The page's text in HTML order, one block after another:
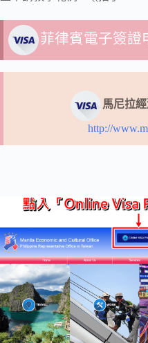
菲律賓電子簽證
馬尼拉
http://